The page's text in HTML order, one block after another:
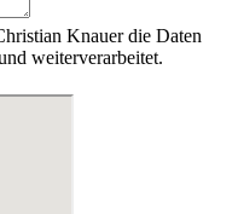
Knauer die Daten
weiterverarbeitet.